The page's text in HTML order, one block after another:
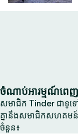
ចំណាប់អារម្មណ៍ពេ
សមាជិក Tinder ជាទូ
គ្នានឹងសមាជិកសហគមន៍
ចំនួន៖